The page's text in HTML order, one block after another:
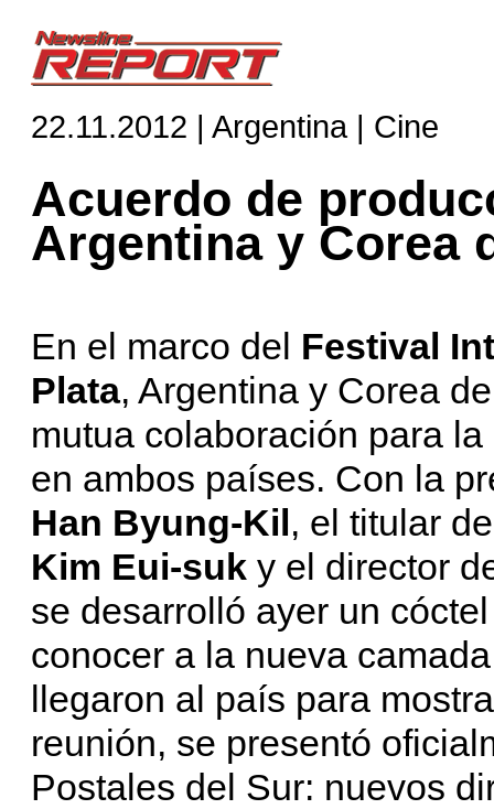
22.11.2012 | Argentina | Cine
Acuerdo de
Argentina y Corea
En el marco del Festival
Plata, Argentina y Corea
mutua colaboración para
en ambos países. Con la
Han Byung-Kil, el titular
Kim Eui-suk y el director
se desarrolló ayer un
conocer a la nueva
llegaron al país para
reunión, se presentó
Postales del Sur: nuevos